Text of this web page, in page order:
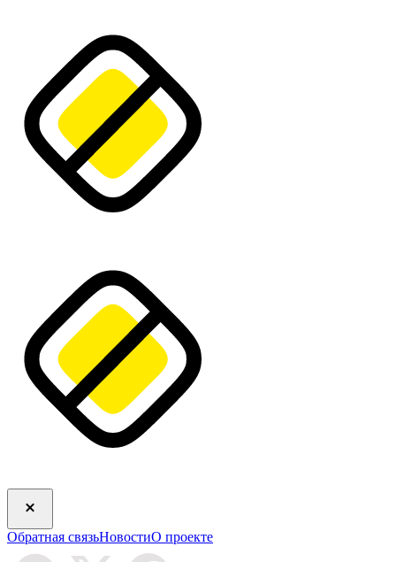
Обратная связьНовостиО проекте